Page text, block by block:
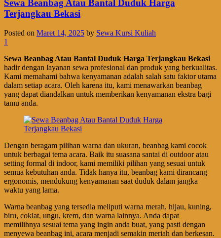
Sewa Beanbag Atau Bantal Duduk Harga
Terjangkau Bekasi
Posted on Maret 14, 2025 by Sewa Kursi Kuliah
1
Sewa Beanbag Atau Bantal Duduk Harga Terjangkau Bekasi
hadir dengan layanan sewa profesional dan produk yang berkualitas.
Kami memahami bahwa kenyamanan adalah salah satu faktor utama
dalam setiap acara. Oleh karena itu, kami menawarkan beanbag
yang dapat diandalkan untuk memberikan kenyamanan ekstra bagi
tamu anda.
Dengan beragam pilihan warna dan ukuran, beanbag kami cocok
untuk berbagai tema acara. Baik itu suasana santai di outdoor atau
setting formal di indoor, kami memiliki pilihan yang sesuai untuk
semua kebutuhan anda. Tidak hanya itu, beanbag kami dirancang
ergonomis, mendukung kenyamanan saat duduk dalam jangka
waktu yang lama.
Warna beanbag yang tersedia meliputi warna merah, hijau, kuning,
biru, coklat, ungu, krem, dan warna lainnya. Anda dapat
memilihnya sesuai tema yang ingin anda buat, yang pasti dengan
menyewa beanbag ini, acara menjadi semakin meriah dan berkesan.